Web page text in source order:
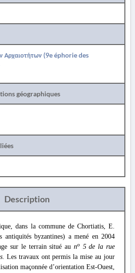
Αρχαιοτήτων (9e éphorie des
géographiques
Description
dans la commune de Chortiatis, E.
antiquités byzantines) a mené en 2004
sur le terrain situé au no5 de la rue
. Les travaux ont permis la mise au jour
maçonnée d’orientation Est-Ouest,